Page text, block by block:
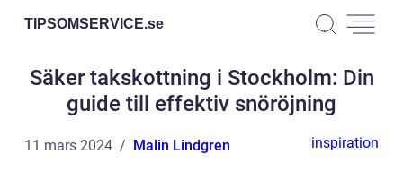
TIPSOMSERVICE.se
Säker takskottning i Stockholm: Din
guide till effektiv snöröjning
11 mars 2024 Malin Lindgren inspiration